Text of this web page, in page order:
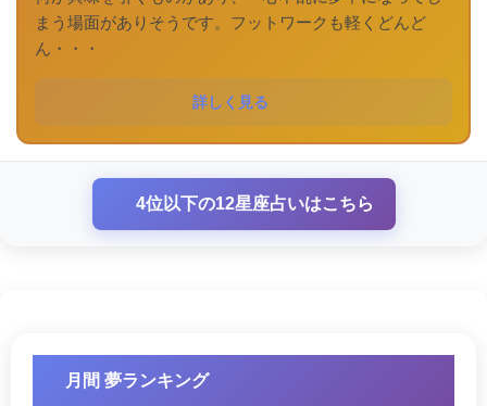
まう場面がありそうです。フットワークも軽くどんど
ん・・・
詳しく見る
4位以下の12星座占いはこちら
月間 夢ランキング